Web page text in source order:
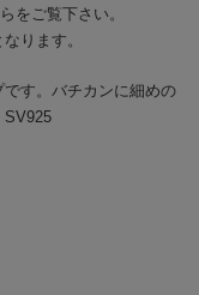
をご覧下さい。
ります。
す。バチカンに細めの
SV925